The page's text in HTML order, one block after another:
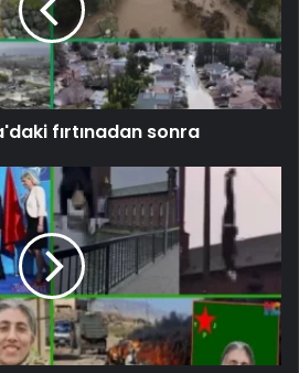
fırtınadan sonra